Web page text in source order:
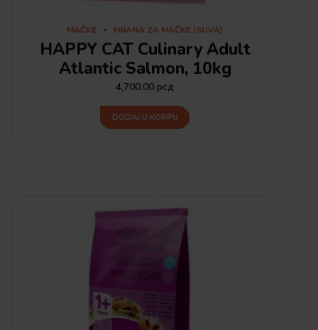
MAČKE HRANA ZA MAČKE (SUVA)
HAPPY CAT Culinary Adult
Atlantic Salmon, 10kg
4,700.00 рсд
DODAJ U KORPU